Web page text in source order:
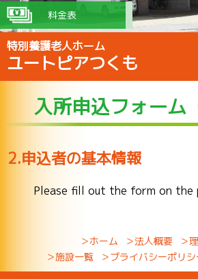
料金表
特別養護老人ホーム
ユートピアつくも
入所申込フォーム
2.申込者の基本情報
Please fill out the form on the
＞ホーム ＞法人概要
＞
＞施設一覧
＞プライバシーポリシ